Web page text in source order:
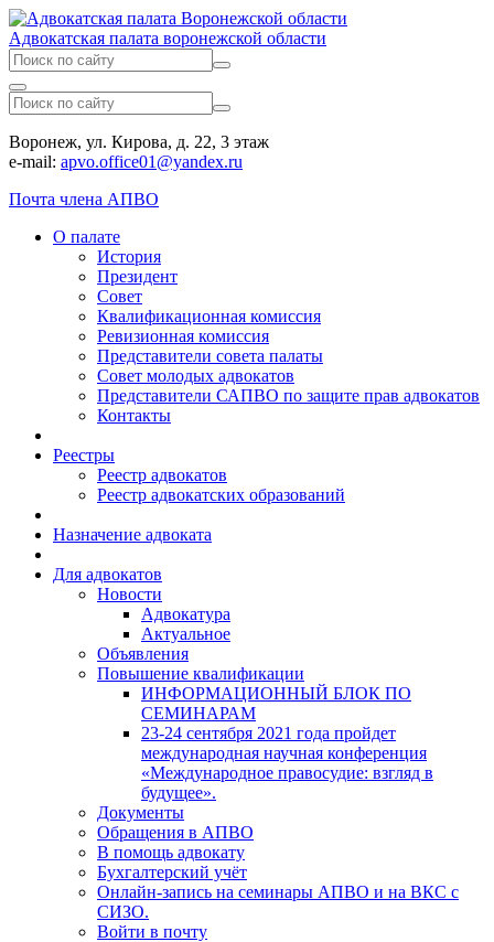
Адвокатская палата воронежской области
Воронеж, ул. Кирова, д. 22, 3 этаж
e-mail: apvo.office01@yandex.ru
Почта члена АПВО
О палате
История
Президент
Совет
Квалификационная комиссия
Ревизионная комиссия
Представители совета палаты
Совет молодых адвокатов
Представители САПВО по защите прав адвокатов
Контакты
Реестры
Реестр адвокатов
Реестр адвокатских образований
Назначение адвоката
Для адвокатов
Новости
Адвокатура
Актуальное
Объявления
Повышение квалификации
ИНФОРМАЦИОННЫЙ БЛОК ПО
СЕМИНАРАМ
23-24 сентября 2021 года пройдет
международная научная конференция
«Международное правосудие: взгляд в
будущее».
Документы
Обращения в АПВО
В помощь адвокату
Бухгалтерский учёт
Онлайн-запись на семинары АПВО и на ВКС с
СИЗО.
Войти в почту